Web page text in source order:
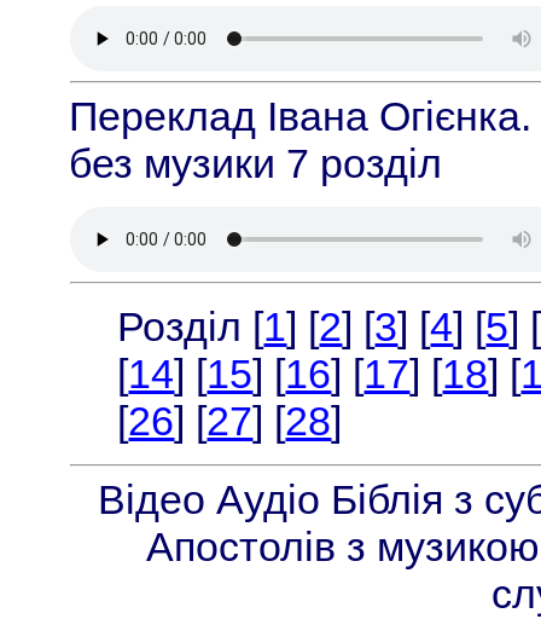
Переклад Івана
без музики 7 розділ
Розділ [1] [2] [3] [4] [5] [
[14] [15] [16] [17] [18] [
[26] [27] [28]
Відео Аудіо Біблія з
Апостолів з